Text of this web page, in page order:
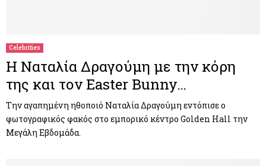
Celebrities
Η Ναταλία Δραγούμη με την κόρη
της και τον Easter Bunny…
Την αγαπημένη ηθοποιό Ναταλία Δραγούμη εντόπισε ο
φωτογραφικός φακός στο εμπορικό κέντρο Golden Hall την
Μεγάλη Εβδομάδα.